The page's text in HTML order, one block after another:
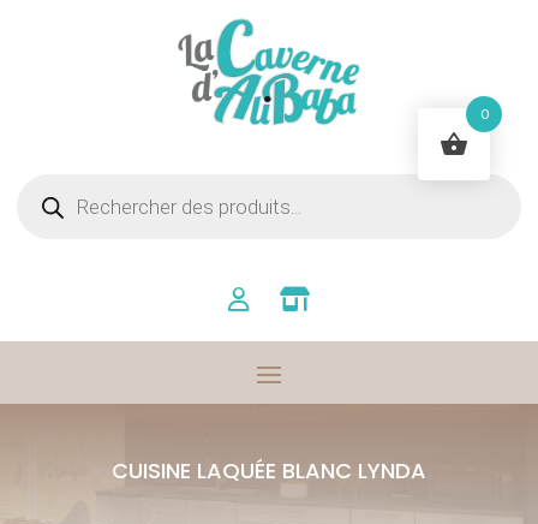
produits
CUISINE LAQUÉE BLANC LYNDA
0